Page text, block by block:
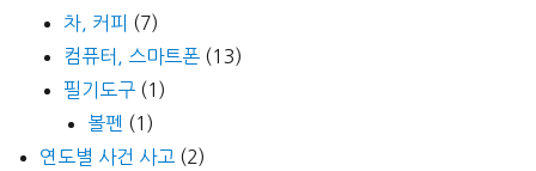
차, 커피 (7)
컴퓨터, 스마트폰 (13)
필기도구 (1)
볼펜 (1)
연도별 사건 사고 (2)